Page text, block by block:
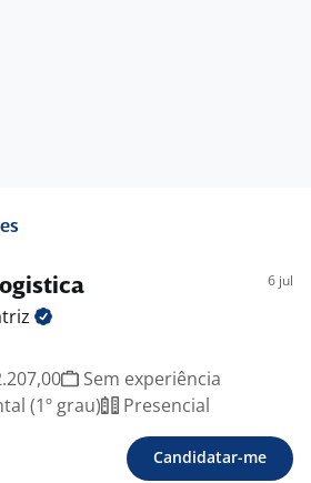
6 jul
Sem experiência
(1º grau)
Presencial
Candidatar-me